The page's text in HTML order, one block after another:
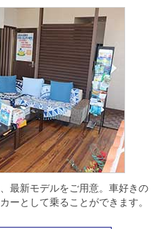
最新モデルをご用意。車好きの
ーとして乗ることができます。